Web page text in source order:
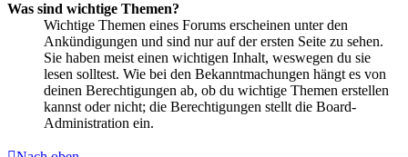
Was sind wichtige Themen?
Wichtige Themen eines Forums erscheinen unter den
Ankündigungen und sind nur auf der ersten Seite zu sehen.
Sie haben meist einen wichtigen Inhalt, weswegen du sie
lesen solltest. Wie bei den Bekanntmachungen hängt es von
deinen Berechtigungen ab, ob du wichtige Themen erstellen
kannst oder nicht; die Berechtigungen stellt die Board-
Administration ein.